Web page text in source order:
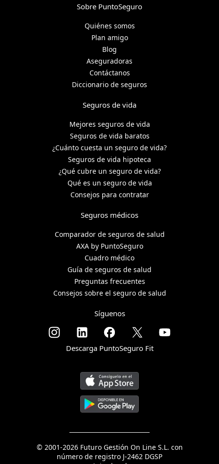
Sobre PuntoSeguro
Quiénes somos
Plan amigo
Blog
Aseguradoras
Contáctanos
Diccionario de seguros
Seguros de vida
Mejores seguros de vida
Seguros de vida baratos
¿Cuánto cuesta un seguro de vida?
Seguros de vida hipoteca
¿Qué cubre un seguro de vida?
Qué es un seguro de vida
Consejos para contratar
Seguros médicos
Comparador de seguros de salud
AXA by PuntoSeguro
Cuadro médico
Guía de seguros de salud
Preguntas frecuentes
Consejos sobre el seguro de salud
Síguenos
Descarga PuntoSeguro Fit
© 2001-2026 Futuro Gestión On Line S.L. con
número de registro J-2462 DGSP